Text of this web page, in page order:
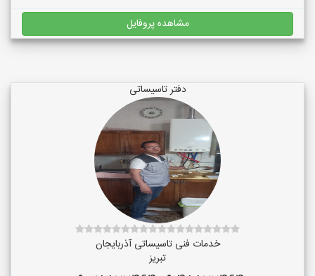
مشاهده پروفایل
دفتر تاسیساتی
خدمات فنی تاسیساتی آذربایجان
تبریز